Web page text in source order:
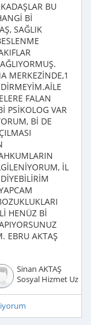
BU
Bİ
SAĞLIK
MERKEZİNDE,1
FALAN
PSİKOLOG VAR
Bİ DE
İL
HENÜZ Bİ
EBRU AKTAŞ
Sinan AKTAŞ
Sosyal Hizmet